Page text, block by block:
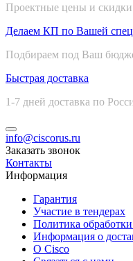
Проектные цены и
Делаем КП по Вашей
Подбираем под Ваш
Быстрая доставка
1-7 дней доставка по
info@ciscorus.ru
Заказать звонок
Контакты
Информация
Гарантия
Участие в тендерах
Политика
Информация о
О Cisco